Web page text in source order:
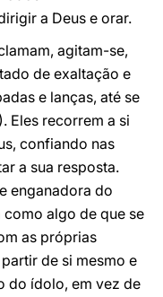
a Deus e orar.
agitam-se,
de exaltação e
e lanças, até se
Eles recorrem a si
confiando nas
a sua resposta.
enganadora do
algo de que se
as próprias
de si mesmo e
do ídolo, em vez de